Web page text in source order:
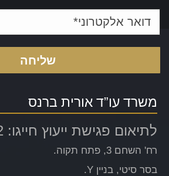
משרד עו”ד אורית ברנס
לתיאום פגישת ייעוץ חייגו: 03-7441552
רח' השחם 3, פתח תקוה.
בסר סיטי, בניין Y.